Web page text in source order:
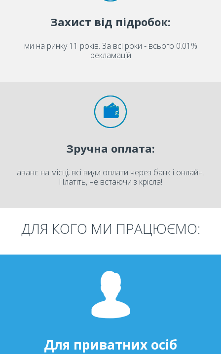
Захист від підробок:
ми на ринку 11 років. За всі роки - всього 0.01%
рекламацій
Зручна оплата:
аванс на місці, всі види оплати через банк і онлайн.
Платіть, не встаючи з крісла!
ДЛЯ КОГО МИ ПРАЦЮЄМО:
Для приватних осіб